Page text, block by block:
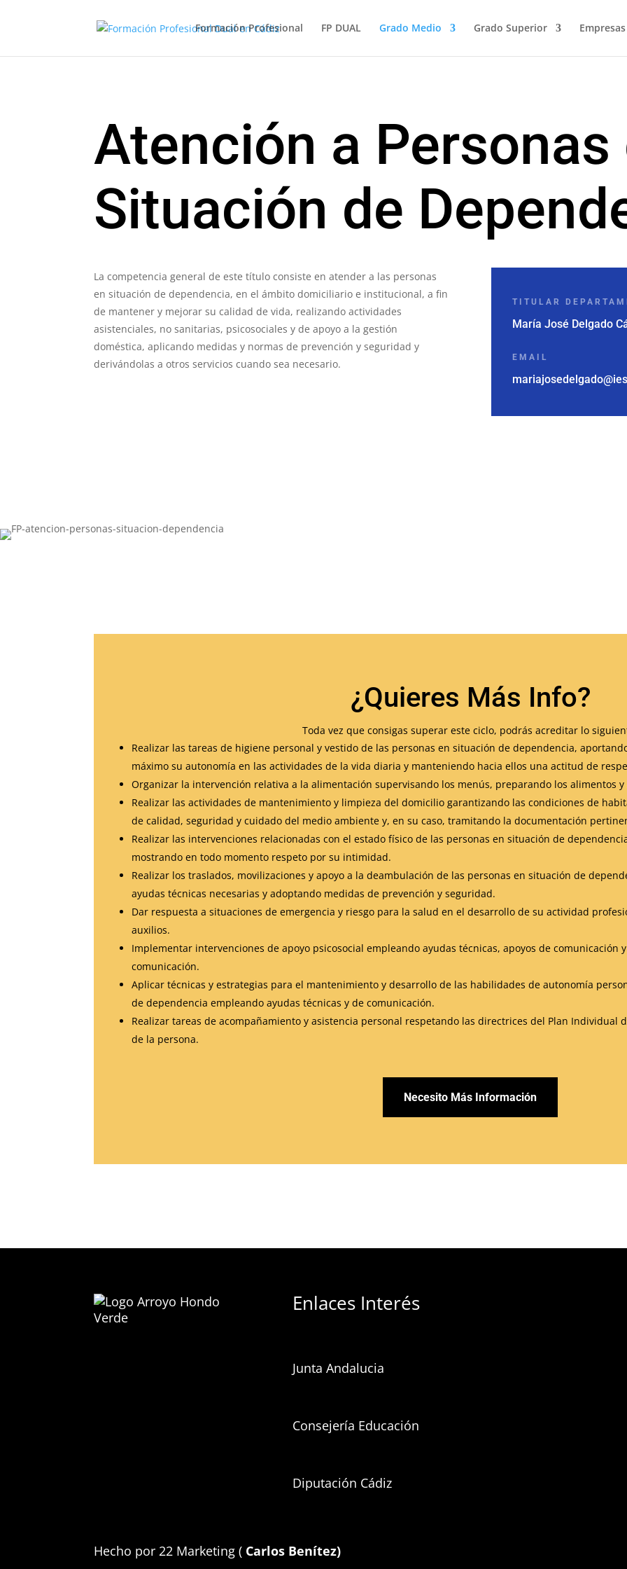
Formación Profesional FP DUAL Grado Medio Grado Superior
Atención a Personas
Situación de
La competencia general de este título consiste en atender a las personas
en situación de dependencia, en el ámbito domiciliario e institucional, a fin
de mantener y mejorar su calidad de vida, realizando actividades
asistenciales, no sanitarias, psicosociales y de apoyo a la gestión
doméstica, aplicando medidas y normas de prevención y seguridad y
derivándolas a otros servicios cuando sea necesario.
TITULAR
María José Delgado
EMAIL
¿Quieres Más Info?
Toda vez que consigas superar este ciclo, podrás acreditar lo
Realizar las tareas de higiene personal y vestido de las personas en situación de dependencia,
máximo su autonomía en las actividades de la vida diaria y manteniendo hacia ellos una actitud de
Organizar la intervención relativa a la alimentación supervisando los menús, preparando los alimentos
Realizar las actividades de mantenimiento y limpieza del domicilio garantizando las condiciones de
de calidad, seguridad y cuidado del medio ambiente y, en su caso, tramitando la documentación
Realizar las intervenciones relacionadas con el estado físico de las personas en situación de
mostrando en todo momento respeto por su intimidad.
Realizar los traslados, movilizaciones y apoyo a la deambulación de las personas en situación de
ayudas técnicas necesarias y adoptando medidas de prevención y seguridad.
Dar respuesta a situaciones de emergencia y riesgo para la salud en el desarrollo de su actividad
auxilios.
Implementar intervenciones de apoyo psicosocial empleando ayudas técnicas, apoyos de comunicación
comunicación.
Aplicar técnicas y estrategias para el mantenimiento y desarrollo de las habilidades de autonomía
de dependencia empleando ayudas técnicas y de comunicación.
Realizar tareas de acompañamiento y asistencia personal respetando las directrices del Plan Individual
de la persona.
Necesito Más Información
Enlaces Interés
Junta Andalucia
Consejería Educación
Diputación Cádiz
Hecho por 22 Marketing ( Carlos Benítez)